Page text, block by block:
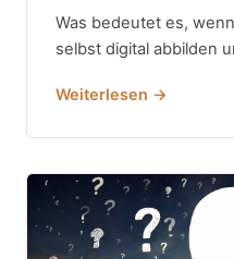
Was bedeutet es,
selbst digital abbilden
Weiterlesen →